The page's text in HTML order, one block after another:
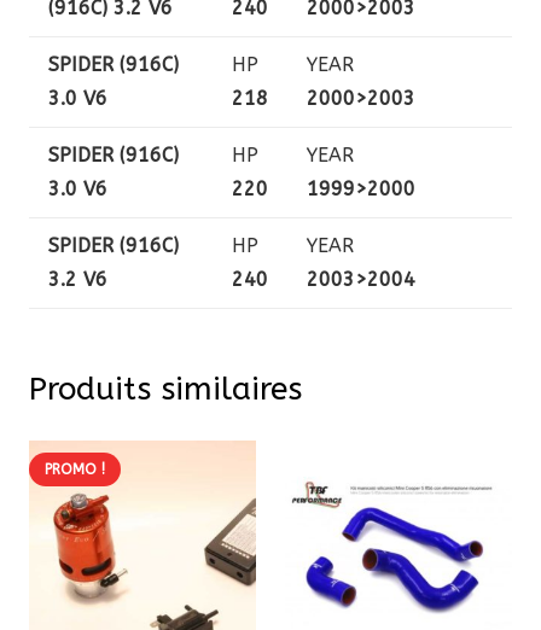
(916C) 3.2 V6 240 2000>2003
SPIDER (916C)
3.0 V6
HP
218
YEAR
2000>2003
SPIDER (916C)
3.0 V6
HP
220
YEAR
1999>2000
SPIDER (916C)
3.2 V6
HP
240
YEAR
2003>2004
Produits similaires
PROMO !